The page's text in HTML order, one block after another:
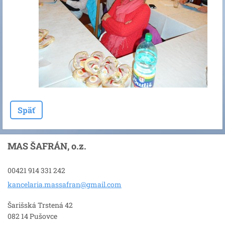
Späť
MAS ŠAFRÁN, o.z.
00421 914 331 242
kancelaria.massafran@gmail.com
Šarišská Trstená 42
082 14 Pušovce